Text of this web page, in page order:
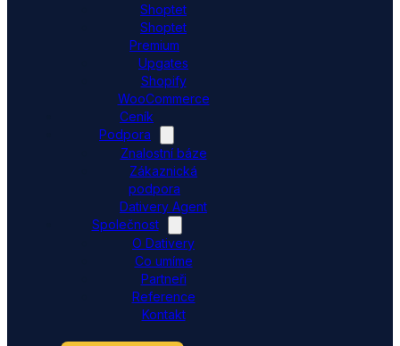
Shoptet
Shoptet
Premium
Upgates
Shopify
WooCommerce
Ceník
Podpora
Znalostní báze
Zákaznická
podpora
Dativery Agent
Společnost
O Dativery
Co umíme
Partneři
Reference
Kontakt